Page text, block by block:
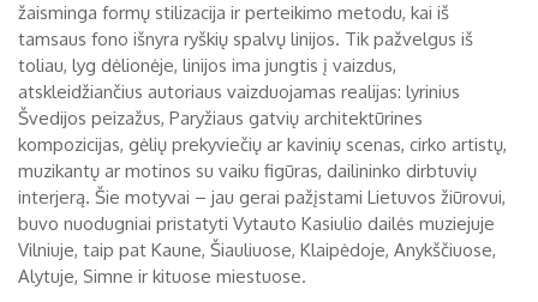
žaisminga formų stilizacija ir perteikimo metodu, kai iš
tamsaus fono išnyra ryškių spalvų linijos. Tik pažvelgus iš
toliau, lyg dėlionėje, linijos ima jungtis į vaizdus,
atskleidžiančius autoriaus vaizduojamas realijas: lyrinius
Švedijos peizažus, Paryžiaus gatvių architektūrines
kompozicijas, gėlių prekyviečių ar kavinių scenas, cirko artistų,
muzikantų ar motinos su vaiku figūras, dailininko dirbtuvių
interjerą. Šie motyvai – jau gerai pažįstami Lietuvos žiūrovui,
buvo nuodugniai pristatyti Vytauto Kasiulio dailės muziejuje
Vilniuje, taip pat Kaune, Šiauliuose, Klaipėdoje, Anykščiuose,
Alytuje, Simne ir kituose miestuose.